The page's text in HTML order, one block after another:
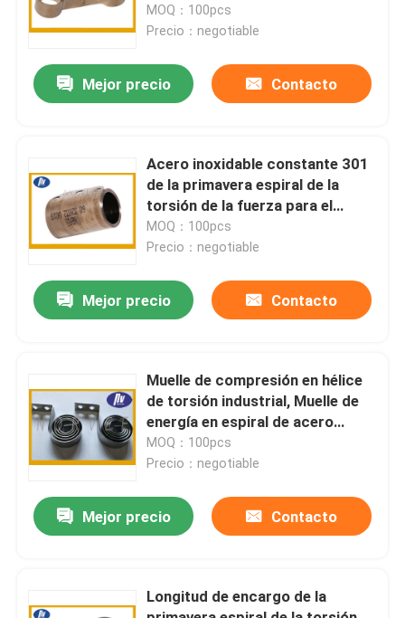
Hogar
Sobre nosotros
Control de calidad
Éntrenos en contacto con
Pida una cita
Primavera espiral de acero
Primavera espiral de la torsión
motor
MOQ：100pcs
Precio：negotiable
Mejor precio Contacto
Acero inoxidable constante 301
de la primavera espiral de la
torsión de la fuerza para el
monitor de computadora
MOQ：100pcs
Precio：negotiable
Mejor precio Contacto
Muelle de compresión en hélice
de torsión industrial, Muelle de
energía en espiral de acero
inoxidable para maquinaria
MOQ：100pcs
Precio：negotiable
Mejor precio Contacto
Longitud de encargo de la